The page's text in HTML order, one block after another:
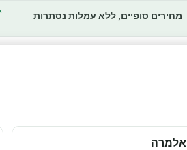
מחירים סופיים, ללא עמלות נסתרות
אלמרה